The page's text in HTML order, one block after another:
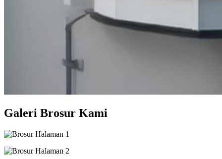
Galeri Brosur Kami